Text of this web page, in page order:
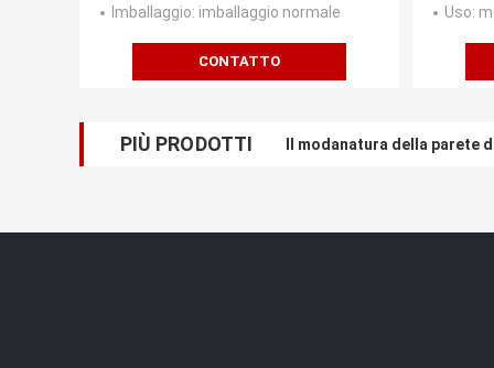
Imballaggio: imballaggio normale
CONTATTO
Uso:
PIÙ PRODOTTI Il modanatura della